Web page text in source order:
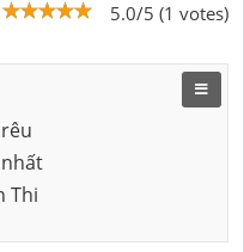
5.0/5 (1 votes)
Thi